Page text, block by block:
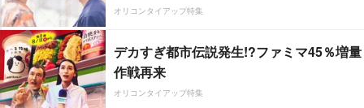
オリコンタイアップ特集
デカすぎ都市伝説発生!?ファミマ45％増量
作戦再来
オリコンタイアップ特集